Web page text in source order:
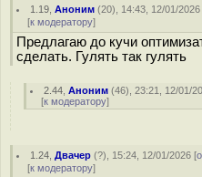
1.19 ,Аноним (20), 14:43, 12/01/2026
[к модератору]
Предлагаю до кучи
сделать. Гулять так гулять
2.44 ,Аноним (46), 23:21, 12/01/
[к модератору]
1.24 ,Двачер (?), 15:24, 12/01/2026 [
[к модератору]